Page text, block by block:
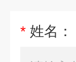
* 姓名：